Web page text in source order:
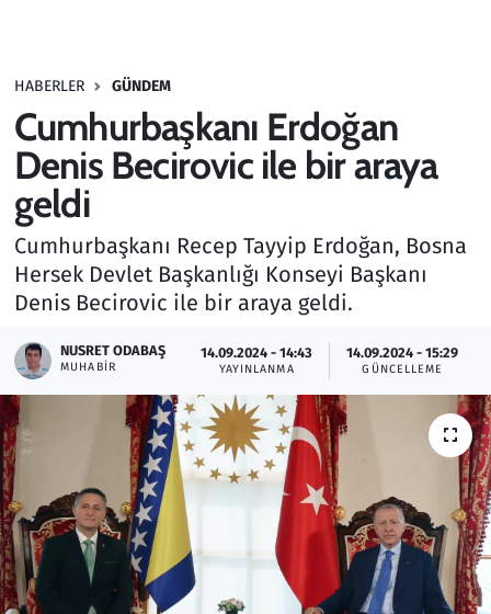
HABERLER GÜNDEM
Cumhurbaşkanı Erdoğan
Denis Becirovic ile bir araya
geldi
Cumhurbaşkanı Recep Tayyip Erdoğan, Bosna
Hersek Devlet Başkanlığı Konseyi Başkanı
Denis Becirovic ile bir araya geldi.
NUSRET ODABAŞ
MUHABIR
14.09.2024 - 14:43
YAYINLANMA
14.09.2024 - 15:29
GÜNCELLEME
Haber
Kültür Sanat
Kurumsal Haberler
Lezzet Durağı
Memur ve Kamu
Otomobil
Ramazan
Resmi İlanlar
Rüya Tabirleri